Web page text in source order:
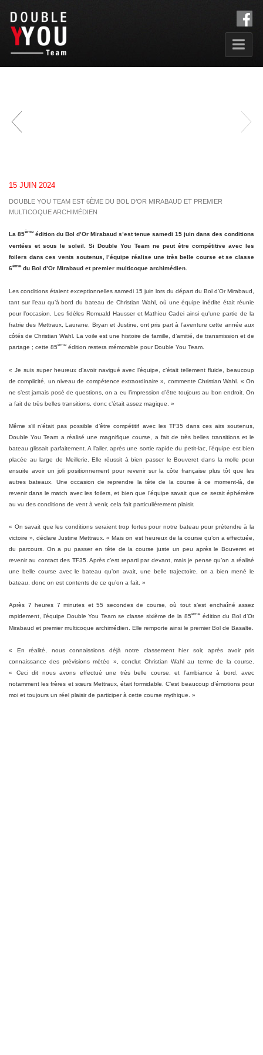
15 JUIN 2024
DOUBLE YOU TEAM EST 6ÈME DU BOL D’OR MIRABAUD ET PREMIER
MULTICOQUE ARCHIMÉDIEN
La 85ème édition du Bol d’Or Mirabaud s’est tenue samedi 15 juin dans des conditions
ventées et sous le soleil. Si Double You Team ne peut être compétitive avec les
foilers dans ces vents soutenus, l’équipe réalise une très belle course et se classe
6ème du Bol d’Or Mirabaud et premier multicoque archimédien.
Les conditions étaient exceptionnelles samedi 15 juin lors du départ du Bol d’Or Mirabaud,
tant sur l’eau qu’à bord du bateau de Christian Wahl, où une équipe inédite était réunie
pour l’occasion. Les fidèles Romuald Hausser et Mathieu Cadei ainsi qu'une partie de la
fratrie des Mettraux, Laurane, Bryan et Justine, ont pris part à l’aventure cette année aux
côtés de Christian Wahl. La voile est une histoire de famille, d’amitié, de transmission et de
partage ; cette 85ème édition restera mémorable pour Double You Team.
« Je suis super heureux d’avoir navigué avec l’équipe, c’était tellement fluide, beaucoup
de complicité, un niveau de compétence extraordinaire », commente Christian Wahl. « On
ne s’est jamais posé de questions, on a eu l’impression d’être toujours au bon endroit. On
a fait de très belles transitions, donc c’était assez magique. »
Même s’il n’était pas possible d’être compétitif avec les TF35 dans ces airs soutenus,
Double You Team a réalisé une magnifique course, a fait de très belles transitions et le
bateau glissait parfaitement. A l’aller, après une sortie rapide du petit-lac, l’équipe est bien
placée au large de Meillerie. Elle réussit à bien passer le Bouveret dans la molle pour
ensuite avoir un joli positionnement pour revenir sur la côte française plus tôt que les
autres bateaux. Une occasion de reprendre la tête de la course à ce moment-là, de
revenir dans le match avec les foilers, et bien que l’équipe savait que ce serait éphémère
au vu des conditions de vent à venir, cela fait particulièrement plaisir.
« On savait que les conditions seraient trop fortes pour notre bateau pour prétendre à la
victoire », déclare Justine Mettraux. « Mais on est heureux de la course qu’on a effectuée,
du parcours. On a pu passer en tête de la course juste un peu après le Bouveret et
revenir au contact des TF35. Après c’est reparti par devant, mais je pense qu’on a réalisé
une belle course avec le bateau qu’on avait, une belle trajectoire, on a bien mené le
bateau, donc on est contents de ce qu’on a fait. »
Après 7 heures 7 minutes et 55 secondes de course, où tout s’est enchaîné assez
rapidement, l’équipe Double You Team se classe sixième de la 85èmeédition du Bol d’Or
Mirabaud et premier multicoque archimédien. Elle remporte ainsi le premier Bol de Basalte.
« En réalité, nous connaissions déjà notre classement hier soir, après avoir pris
connaissance des prévisions météo », conclut Christian Wahl au terme de la course.
« Ceci dit nous avons effectué une très belle course, et l’ambiance à bord, avec
notamment les frères et sœurs Mettraux, était formidable. C’est beaucoup d’émotions pour
moi et toujours un réel plaisir de participer à cette course mythique. »